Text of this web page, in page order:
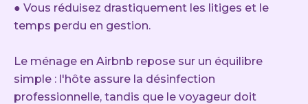
● Vous réduisez drastiquement les litiges et le
temps perdu en gestion.
Le ménage en Airbnb repose sur un équilibre
simple : l'hôte assure la désinfection
professionnelle, tandis que le voyageur doit